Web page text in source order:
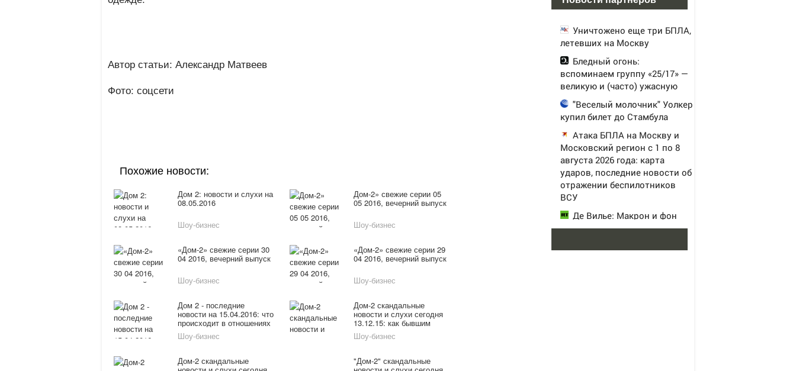
Автор статьи: Александр Матвеев
Фото: соцсети
Похожие новости:
Дом 2: новости и слухи на
08.05.2016
Шоу-бизнес
Дом-2» свежие серии 05
05 2016, вечерний выпуск
Шоу-бизнес
«Дом-2» свежие серии 30
04 2016, вечерний выпуск
Шоу-бизнес
«Дом-2» свежие серии 29
04 2016, вечерний выпуск
Шоу-бизнес
Дом 2 - последние
новости на 15.04.2016: что
происходит в отношениях
Владимира Гаути и
Екатерины Гужвинской
Шоу-бизнес
Дом-2 скандальные
новости и слухи сегодня
13.12.15: как бывшим
участницам удается
удачно выходить замуж?
Шоу-бизнес
Дом-2 скандальные "Дом-2" скандальные
Уничтожено еще три БПЛА,
летевших на Москву
Бледный огонь:
вспоминаем группу «25/17» —
великую и (часто) ужасную
"Веселый молочник" Уолкер
купил билет до Стамбула
Атака БПЛА на Москву и
Московский регион с 1 по 8
августа 2026 года: карта
ударов, последние новости об
отражении беспилотников
ВСУ
Де Вилье: Макрон и фон
дер Ляйен хотят развязать